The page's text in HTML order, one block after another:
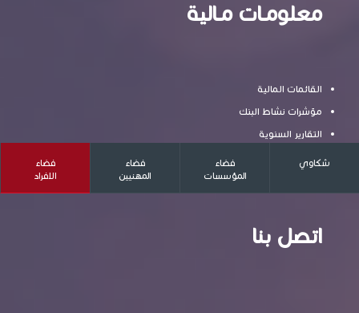
فضاء
الافراد
فضاء
المهنيين
فضاء
المؤسسات
شكاوي
معلومـات مـالية
القائمات المالية
مؤشرات نشاط البنك
التقارير السنوية
القروض الرقاعية
نسبة الفائدة المشطّة
اتصل بنا